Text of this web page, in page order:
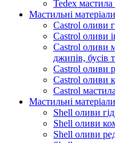
Tedex мастила
Мастильні
Castrol оливи
Castrol оливи
Castrol оливи
джипів, бусів
Castrol оливи
Castrol оливи
Castrol
Мастильні
Shell оливи
Shell оливи
Shell оливи